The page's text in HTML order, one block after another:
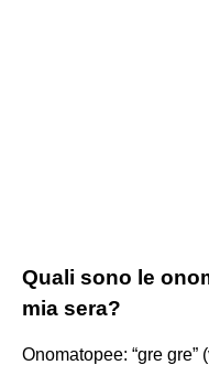
Quali sono le
mia sera?
Onomatopee: “gre gre”